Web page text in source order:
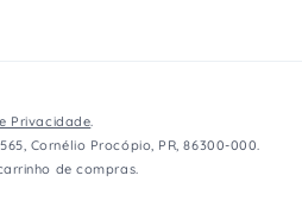
Privacidade.
Cornélio Procópio, PR, 86300-000.
de compras.